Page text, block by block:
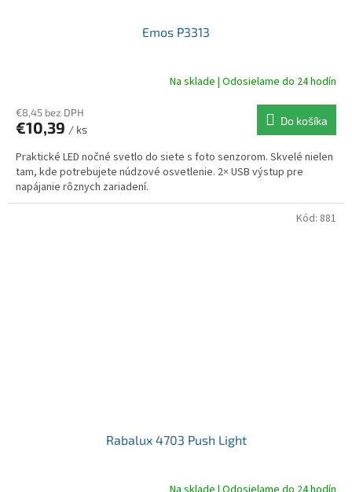
Emos P3313
Na sklade | Odosielame do 24 hodín
€8,45 bez DPH
€10,39 / ks
Do košíka
Praktické LED nočné svetlo do siete s foto senzorom. Skvelé nielen
tam, kde potrebujete núdzové osvetlenie. 2× USB výstup pre
napájanie rôznych zariadení.
Rabalux 4703 Push Light
Kód: 881